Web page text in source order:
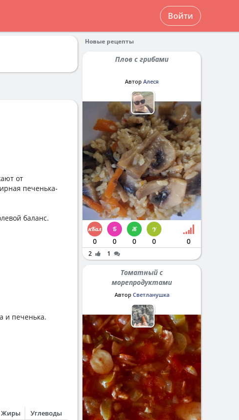
Войти
от
печенька-
баланс.
и печенька.
Жиры Углеводы
Новые рецепты
Плов с грибами
Автор Алеся
0 0 0 0 0
2 1
Томатный с
морепродуктами
Автор Светланушка